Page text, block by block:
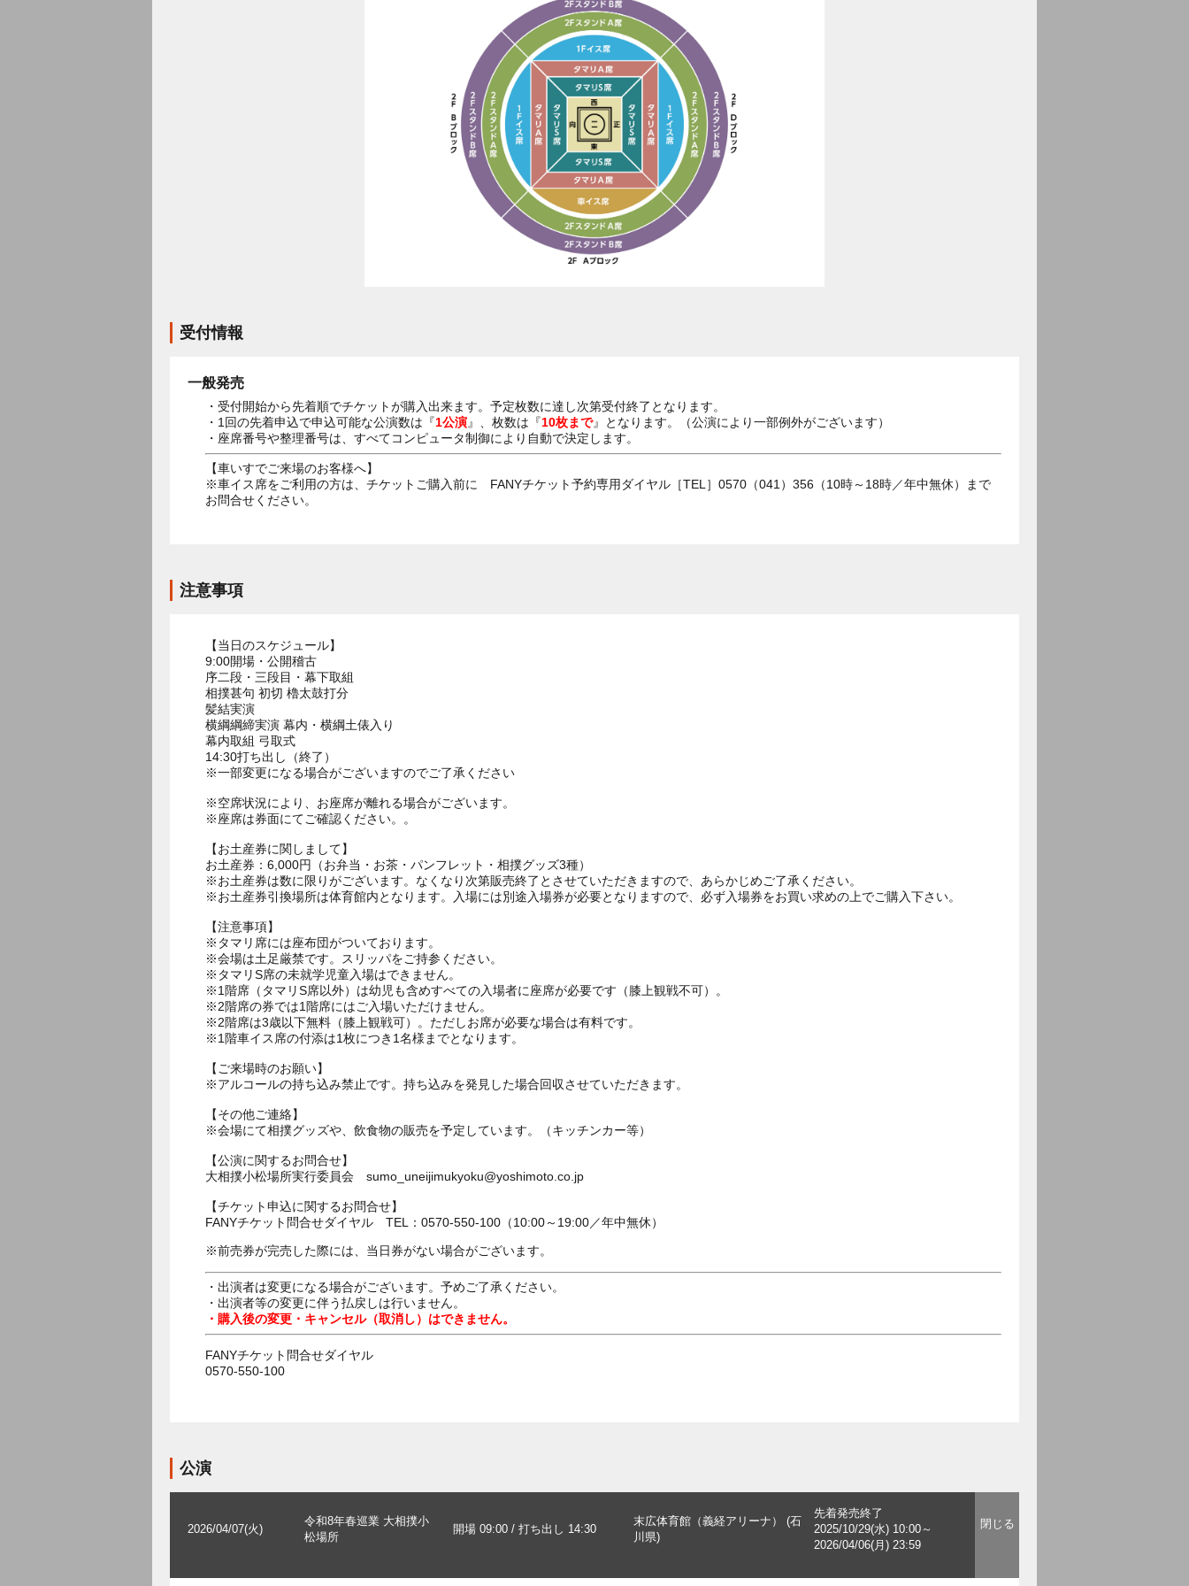
受付情報
一般発売
・受付開始から先着順でチケットが購入出来ます。予定枚数に達し次第受付終了となります。
・1回の先着申込で申込可能な公演数は『1公演』、枚数は『10枚まで』となります。（公演により一部例外がございます）
・座席番号や整理番号は、すべてコンピュータ制御により自動で決定します。
【車いすでご来場のお客様へ】
※車イス席をご利用の方は、チケットご購入前に FANYチケット予約専用ダイヤル［TEL］0570（041）356（10時～18時／年中無休）まで
お問合せください。
注意事項
【当日のスケジュール】
9:00開場・公開稽古
序二段・三段目・幕下取組
相撲甚句 初切 櫓太鼓打分
髪結実演
横綱綱締実演 幕内・横綱土俵入り
幕内取組 弓取式
14:30打ち出し（終了）
※一部変更になる場合がございますのでご了承ください
※空席状況により、お座席が離れる場合がございます。
※座席は券面にてご確認ください。。
【お土産券に関しまして】
お土産券：6,000円（お弁当・お茶・パンフレット・相撲グッズ3種）
※お土産券は数に限りがございます。なくなり次第販売終了とさせていただきますので、あらかじめご了承ください。
※お土産券引換場所は体育館内となります。入場には別途入場券が必要となりますので、必ず入場券をお買い求めの上でご購入下さい。
【注意事項】
※タマリ席には座布団がついております。
※会場は土足厳禁です。スリッパをご持参ください。
※タマリS席の未就学児童入場はできません。
※1階席（タマリS席以外）は幼児も含めすべての入場者に座席が必要です（膝上観戦不可）。
※2階席の券では1階席にはご入場いただけません。
※2階席は3歳以下無料（膝上観戦可）。ただしお席が必要な場合は有料です。
※1階車イス席の付添は1枚につき1名様までとなります。
【ご来場時のお願い】
※アルコールの持ち込み禁止です。持ち込みを発見した場合回収させていただきます。
【その他ご連絡】
※会場にて相撲グッズや、飲食物の販売を予定しています。（キッチンカー等）
【公演に関するお問合せ】
大相撲小松場所実行委員会 sumo_uneijimukyoku@yoshimoto.co.jp
【チケット申込に関するお問合せ】
FANYチケット問合せダイヤル TEL：0570-550-100（10:00～19:00／年中無休）
※前売券が完売した際には、当日券がない場合がございます。
・出演者は変更になる場合がございます。予めご了承ください。
・出演者等の変更に伴う払戻しは行いません。
・購入後の変更・キャンセル（取消し）はできません。
FANYチケット問合せダイヤル
0570-550-100
公演
2026/04/07(火)
令和8年春巡業 大相撲小
松場所
開場 09:00 / 打ち出し 14:30
末広体育館（義経アリーナ） (石
川県)
先着発売終了
2025/10/29(水) 10:00～
2026/04/06(月) 23:59